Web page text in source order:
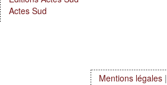
Actes Sud
Mentions légales|